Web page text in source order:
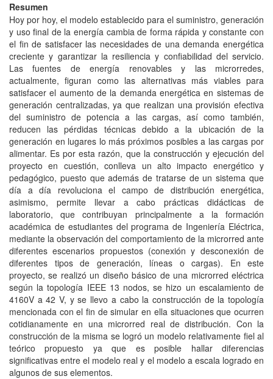
Resumen
Hoy por hoy, el modelo establecido para el suministro, generación
y uso final de la energía cambia de forma rápida y constante con
el fin de satisfacer las necesidades de una demanda energética
creciente y garantizar la resiliencia y confiabilidad del servicio.
Las fuentes de energía renovables y las microrredes,
actualmente, figuran como las alternativas más viables para
satisfacer el aumento de la demanda energética en sistemas de
generación centralizadas, ya que realizan una provisión efectiva
del suministro de potencia a las cargas, así como también,
reducen las pérdidas técnicas debido a la ubicación de la
generación en lugares lo más próximos posibles a las cargas por
alimentar. Es por esta razón, que la construcción y ejecución del
proyecto en cuestión, conlleva un alto impacto energético y
pedagógico, puesto que además de tratarse de un sistema que
día a día revoluciona el campo de distribución energética,
asimismo, permite llevar a cabo prácticas didácticas de
laboratorio, que contribuyan principalmente a la formación
académica de estudiantes del programa de Ingeniería Eléctrica,
mediante la observación del comportamiento de la microrred ante
diferentes escenarios propuestos (conexión y desconexión de
diferentes tipos de generación, líneas o cargas). En este
proyecto, se realizó un diseño básico de una microrred eléctrica
según la topología IEEE 13 nodos, se hizo un escalamiento de
4160V a 42 V, y se llevo a cabo la construcción de la topología
mencionada con el fin de simular en ella situaciones que ocurren
cotidianamente en una microrred real de distribución. Con la
construcción de la misma se logró un modelo relativamente fiel al
teórico propuesto ya que es posible hallar diferencias
significativas entre el modelo real y el modelo a escala logrado en
algunos de sus elementos.